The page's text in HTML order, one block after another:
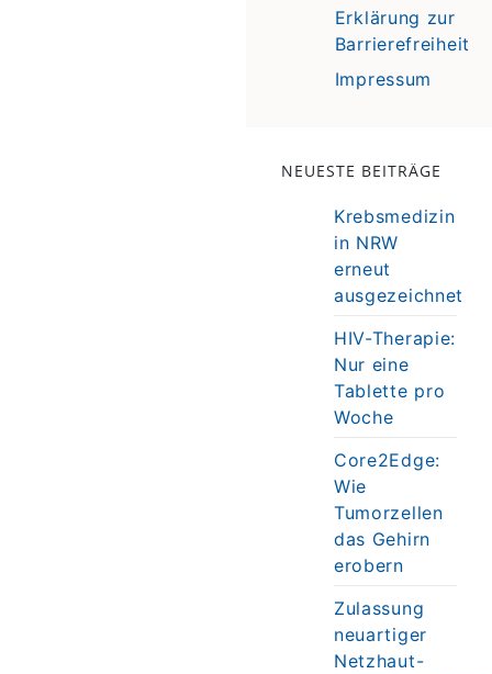
Erklärung zur
Barrierefreiheit
Impressum
NEUESTE BEITRÄGE
Krebsmedizin
in NRW
erneut
ausgezeichnet
HIV-Therapie:
Nur eine
Tablette pro
Woche
Core2Edge:
Wie
Tumorzellen
das Gehirn
erobern
Zulassung
neuartiger
Netzhaut-